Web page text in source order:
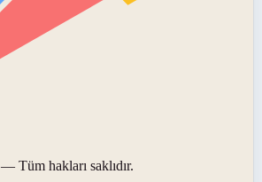
— Tüm hakları saklıdır.